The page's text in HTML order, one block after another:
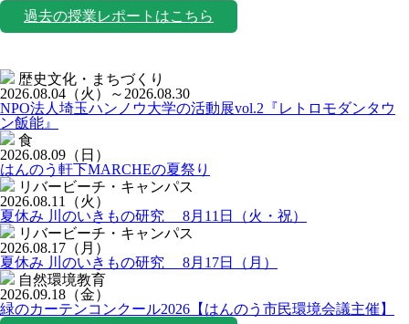
過去の授業レポートはこちら
歴史文化・まちづくり
2026.08.04 （火）
～2026.08.30
NPO法人埼玉ハンノウ大学の活動展vol.2『レトロモダンタウ
ン飯能』
食
2026.08.09 （日）
はんのう軒下MARCHEの夏祭り
リバービーチ・キャンパス
2026.08.11
（火）
夏休み 川のいきもの研究 8月11日（火・祝）
リバービーチ・キャンパス
2026.08.17 （月）
夏休み 川のいきもの研究 8月17日（月）
自然環境教育
2026.09.18 （金）
緑のカーテンコンクール2026【はんのう市民環境会議主催】